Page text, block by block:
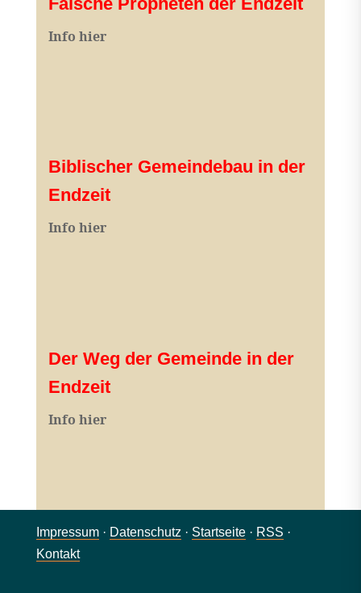
Info hier
Biblischer Gemeindebau in der
Endzeit
Info hier
Der Weg der Gemeinde in der
Endzeit
Info hier
Impressum· Datenschutz · Startseite· RSS ·
Kontakt